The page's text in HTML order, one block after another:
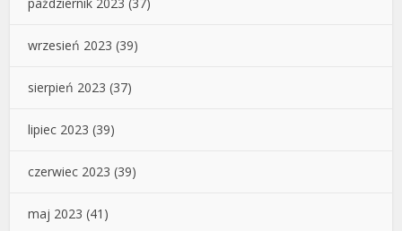
wrzesień 2023 (39)
sierpień 2023 (37)
lipiec 2023 (39)
czerwiec 2023 (39)
maj 2023 (41)